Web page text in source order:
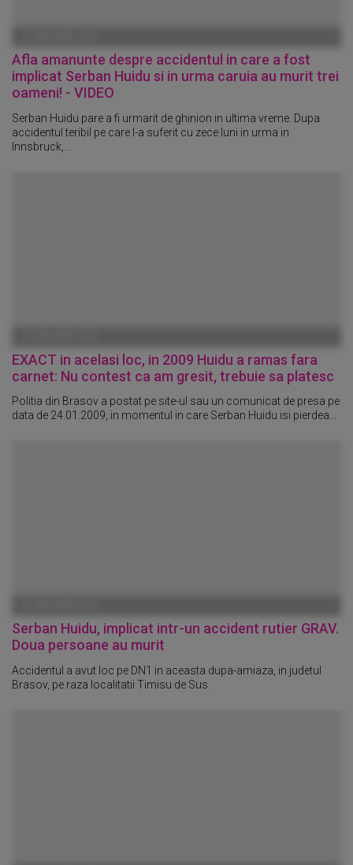
Afla amanunte despre accidentul in care a fost
implicat Serban Huidu si in urma caruia au murit trei
oameni! - VIDEO
Serban Huidu pare a fi urmarit de ghinion in ultima vreme. Dupa
accidentul teribil pe care l-a suferit cu zece luni in urma in
Innsbruck,...
EXACT in acelasi loc, in 2009 Huidu a ramas fara
carnet: Nu contest ca am gresit, trebuie sa platesc
Politia din Brasov a postat pe site-ul sau un comunicat de presa pe
data de 24.01.2009, in momentul in care Serban Huidu isi pierdea...
Serban Huidu, implicat intr-un accident rutier GRAV.
Doua persoane au murit
Accidentul a avut loc pe DN1 in aceasta dupa-amiaza, in judetul
Brasov, pe raza localitatii Timisu de Sus.